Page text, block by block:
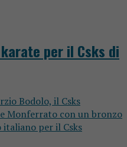
per il Csks di
Bodolo, il Csks
Monferrato con un bronzo
per il Csks